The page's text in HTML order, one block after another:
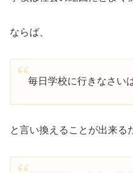
ならば、
毎日学校に行きなさい
と言い換えることが出来る